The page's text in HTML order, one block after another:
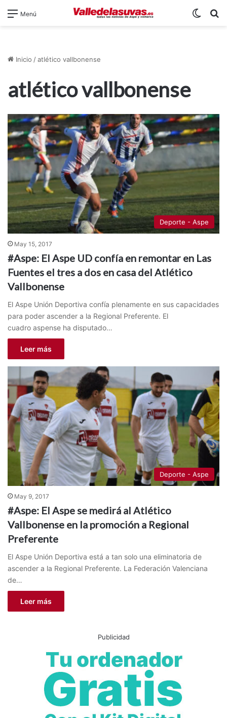
Menú
Inicio /atlético vallbonense
atlético vallbonense
Deporte - Aspe
May 15, 2017
#Aspe: El Aspe UD confía en remontar en Las
Fuentes el tres a dos en casa del Atlético
Vallbonense
El Aspe Unión Deportiva confía plenamente en sus capacidades
para poder ascender a la Regional Preferente. El
cuadro aspense ha disputado…
Leer más
Deporte - Aspe
May 9, 2017
#Aspe: El Aspe se medirá al Atlético
Vallbonense en la promoción a Regional
Preferente
El Aspe Unión Deportiva está a tan solo una eliminatoria de
ascender a la Regional Preferente. La Federación Valenciana
de…
Leer más
Publicidad